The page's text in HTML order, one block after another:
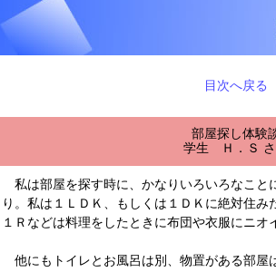
目次へ戻る
部屋探し体験
学生 Ｈ．Ｓ
私は部屋を探す時に、かなりいろいろなこと
り。私は１ＬＤＫ、もしくは１ＤＫに絶対住み
１Ｒなどは料理をしたときに布団や衣服にニオ
他にもトイレとお風呂は別、物置がある部屋